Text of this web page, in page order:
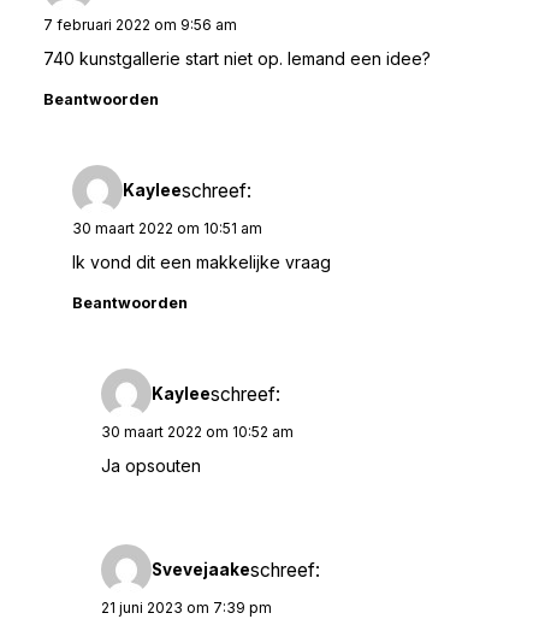
7 februari 2022 om 9:56 am
740 kunstgallerie start niet op. Iemand een idee?
Beantwoorden
Kayleeschreef:
30 maart 2022 om 10:51 am
Ik vond dit een makkelijke vraag
Beantwoorden
Kayleeschreef:
30 maart 2022 om 10:52 am
Ja opsouten
Svevejaakeschreef:
21 juni 2023 om 7:39 pm